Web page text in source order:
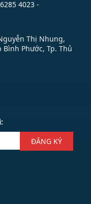
4023 -
Thị Nhung,
Bình Phước, Tp. Thủ
ĐĂNG KÝ